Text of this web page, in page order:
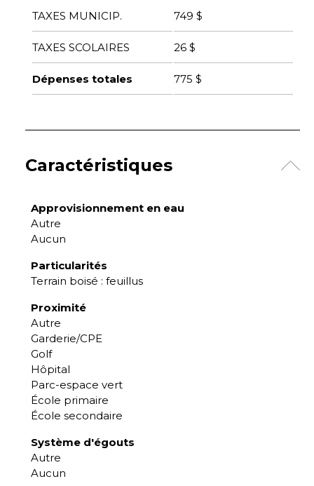
TAXES MUNICIP. 749 $
TAXES SCOLAIRES 26 $
Dépenses totales 775 $
Caractéristiques
Approvisionnement en eau
Autre
Aucun
Particularités
Terrain boisé : feuillus
Proximité
Autre
Garderie/CPE
Golf
Hôpital
Parc-espace vert
École primaire
École secondaire
Système d'égouts
Autre
Aucun